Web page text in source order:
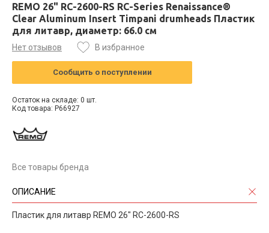
REMO 26" RC-2600-RS RC-Series Renaissance®
Clear Aluminum Insert Timpani drumheads Пластик
для литавр, диаметр: 66.0 см
Нет отзывов В избранное
Сообщить о поступлении
Остаток на складе: 0 шт.
Код товара: P66927
Все товары бренда
ОПИСАНИЕ
Пластик для литавр REMO 26" RC-2600-RS